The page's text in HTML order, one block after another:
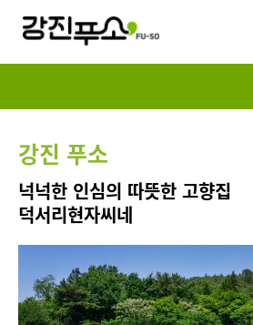
강진 푸소
넉넉한 인심의 따뜻한 고향집
덕서리현자씨네